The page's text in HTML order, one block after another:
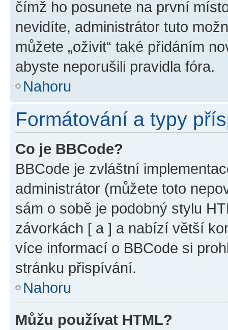
čímž ho posunete na první
nevidíte, administrátor tuto
můžete „oživit“ také přidáním
abyste neporušili pravidla fóra.
Nahoru
Formátování a typy
Co je BBCode?
BBCode je zvláštní
administrátor (můžete toto
sám o sobě je podobný stylu
závorkách [ a ] a nabízí větší
více informací o BBCode si
stránku přispívání.
Nahoru
Můžu používat HTML?